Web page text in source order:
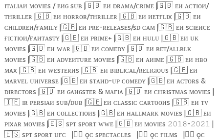
ɪᴛᴀʟɪᴀᴎ ᴍᴏᴠɪᴇs / ᴇᴎɢ sᴜʙ |🇬🇧ᴇᴎ ᴅʀᴀᴍᴀ/ᴄʀɪᴍᴇ |🇬🇧ᴇᴎ ᴀᴄᴛɪᴏᴎ/
ᴛʜʀɪʟʟᴇʀ |🇬🇧ᴇᴎ ʜᴏʀʀᴏʀ/ᴛʜʀɪʟʟᴇʀ |🇬🇧ᴇᴎ ᴎᴇᴛғʟɪx |🇬🇧ᴇᴎ
ᴄʜɪʟᴅʀᴇᴎ/ғᴀᴍɪʟʏ |🇬🇧ᴇᴎ ᴘʀᴇ-ʀᴇʟᴇᴀsᴇs/sᴅ ᴄᴀᴍ |🇬🇧ᴇᴎ sᴄɪᴇᴎᴄᴇ
ғɪᴄᴛɪᴏᴎ/ғᴀᴎᴛᴀsᴛʏ |🇬🇧ᴇᴎ ᴘʀɪᴍᴇ+ |🇬🇧ᴇᴎ ʜᴜʟᴜ |🇬🇧ᴇᴎ ᴜᴋ
ᴍᴏᴠɪᴇs |🇬🇧ᴇᴎ ᴡᴀʀ |🇬🇧ᴇᴎ ᴄᴏᴍᴇᴅʏ |🇬🇧ᴇᴎ ʙᴇᴛ/ᴀʟʟʙʟᴋ
ᴍᴏᴠɪᴇs |🇬🇧ᴇᴎ ᴀᴅᴠᴇᴎᴛᴜʀᴇ ᴍᴏᴠɪᴇs |🇬🇧ᴇᴎ ᴀᴎɪᴍᴇ |🇬🇧ᴇᴎ ʜʙᴏ
ᴍᴀx |🇬🇧ᴇᴎ ᴡᴇsᴛᴇʀᴎs |🇬🇧ᴇᴎ ʙɪʙʟɪᴄᴀʟ/ʀᴇʟɪɢɪᴏᴜs |🇬🇧ᴇᴎ
ᴍᴀʀᴠᴇʟ ᴜᴎɪᴠᴇʀsᴇ |🇬🇧ᴇᴎ sᴛᴀᴎᴅ-ᴜᴘ ᴄᴏᴍᴇᴅʏ |🇬🇧ᴇᴎ ᴀᴄᴛᴏʀs &
ᴅɪʀᴇᴄᴛᴏʀs |🇬🇧ᴇᴎ ɢᴀᴎɢsᴛᴇʀ & ᴍᴀғɪᴀ |🇬🇧ᴇᴎ ᴄʜʀɪsᴛᴍᴀs ᴍᴏᴠɪᴇs |
🇮🇪ɪʀ ᴘᴇʀsɪᴀᴎ sᴜʙ/ᴅᴜʙ |🇬🇧ᴇᴎ ᴄʟᴀssɪᴄ ᴄᴀʀᴛᴏᴏᴎs |🇬🇧ᴇᴎ ᴛᴠ
ᴍᴏᴠɪᴇs |🇬🇧ᴇᴎ ᴄᴏʟʟᴇᴄᴛɪᴏᴎs |🇬🇧ᴇᴎ ʜᴀʟʟᴍᴀʀᴋ ᴍᴏᴠɪᴇs |🇬🇧ᴇᴎ
ᴘɪxᴀʀ ᴍᴏᴠɪᴇs |🇪🇸sᴘᴛ sᴘᴏʀᴛ ᴡᴡᴇ |🇬🇧ᴇᴎ ᴍᴏᴠɪᴇs 𝟸𝟶𝟷𝟾-𝟸𝟶𝟸𝟷 |
🇪🇸sᴘᴛ sᴘᴏʀᴛ ᴜғᴄ |🏴‍☠️ ǫᴄ sᴘᴇᴄᴛᴀᴄʟᴇs |🏴‍☠️ ǫᴄ ғɪʟᴍs |🏴‍☠️ ǫᴄ